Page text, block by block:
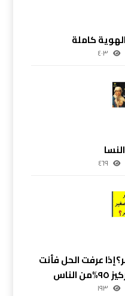
كاملة
٤٠٣
٤٦٩
عرفت الحل فأنت
١٩٣